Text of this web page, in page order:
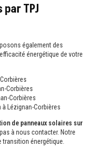
TPJ
également des
énergétique de votre
Corbières
Corbières
Lézignan-Corbières
de panneaux solaires sur
à nous contacter. Notre
énergétique.